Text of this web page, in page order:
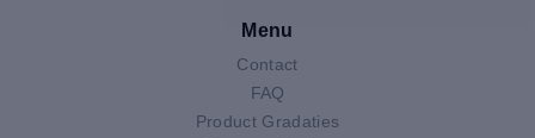
Menu
Contact
FAQ
Product Gradaties